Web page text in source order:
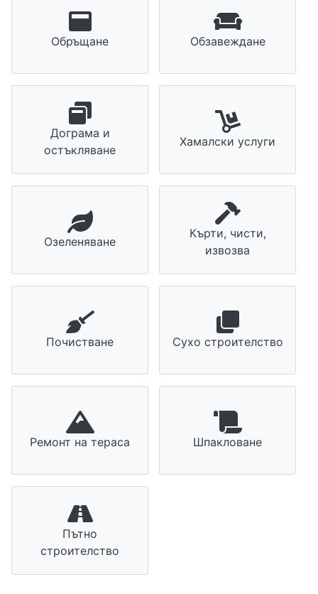
Обръщане Обзавеждане
Дограма и
остъкляване
Хамалски услуги
Озеленяване
Кърти, чисти,
извозва
Почистване Сухо строителство
Ремонт на тераса Шпакловане
Пътно
строителство